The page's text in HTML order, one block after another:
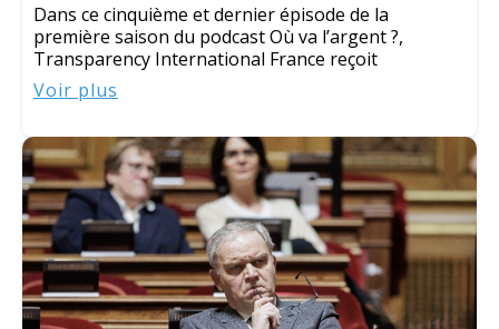
Dans ce cinquième et dernier épisode de la
première saison du podcast Où va l’argent ?,
Transparency International France reçoit
Voir plus